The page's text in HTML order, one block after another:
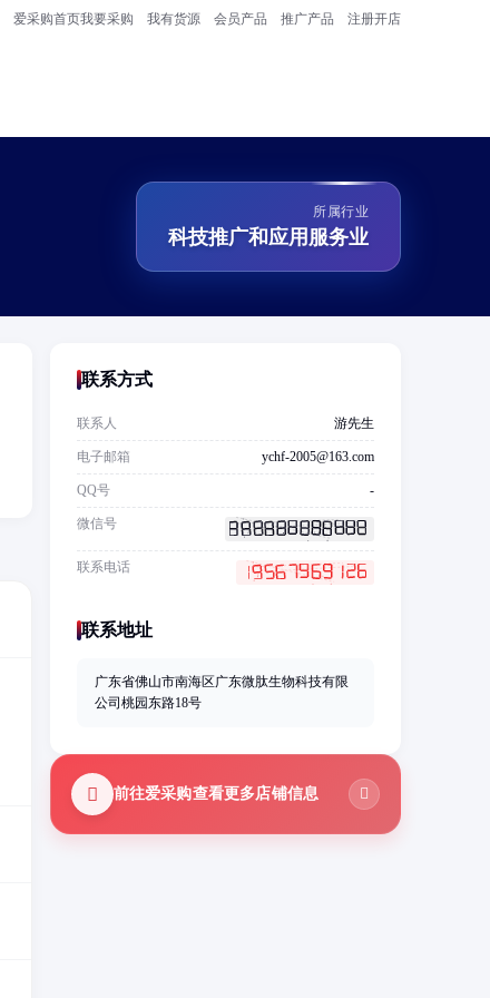
爱采购首页我要采购 我有货源 会员产品 推广产品 注册开店
所属行业
科技推广和应用服务业
联系方式
联系人 游先生
电子邮箱 ychf-2005@163.com
QQ号 -
微信号
联系电话
联系地址
广东省佛山市南海区广东微肽生物科技有限
公司桃园东路18号
前往爱采购查看更多店铺信息